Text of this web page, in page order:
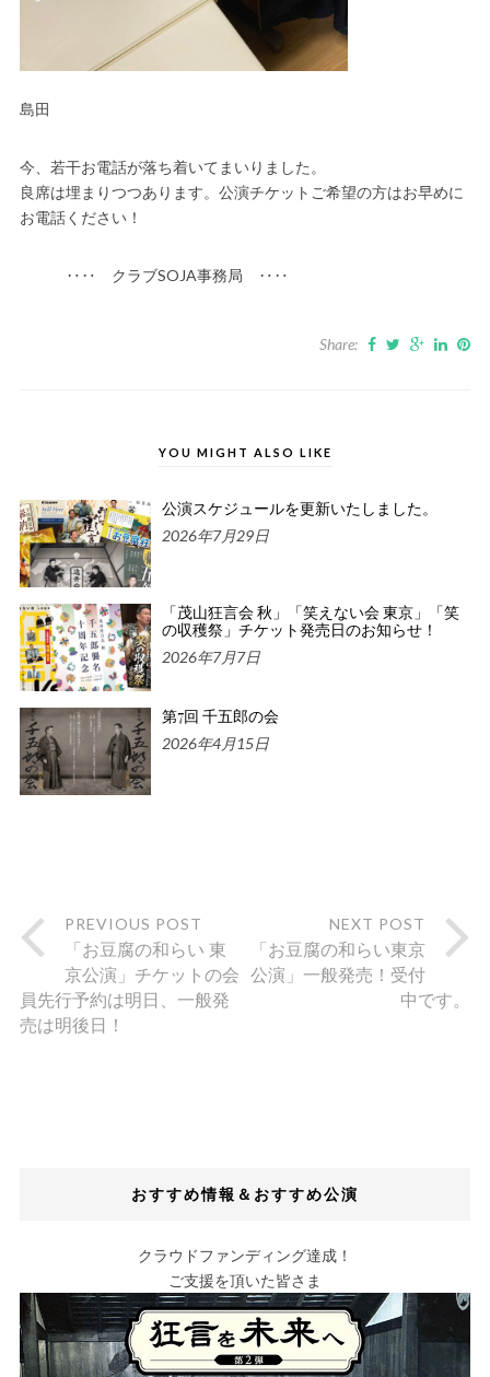
島田
今、若干お電話が落ち着いてまいりました。
良席は埋まりつつあります。公演チケットご希望の方はお早めに
お電話ください！
‥‥ クラブSOJA事務局 ‥‥
Share:
YOU MIGHT ALSO LIKE
公演スケジュールを更新いたしました。
2026年7月29日
「茂山狂言会 秋」「笑えない会 東京」「笑
の収穫祭」チケット発売日のお知らせ！
2026年7月7日
第7回 千五郎の会
2026年4月15日
PREVIOUS POST
「お豆腐の和らい 東
京公演」チケットの会
員先行予約は明日、一般発
売は明後日！
NEXT POST
「お豆腐の和らい東京
公演」一般発売！受付
中です。
おすすめ情報＆おすすめ公演
クラウドファンディング達成！
ご支援を頂いた皆さま